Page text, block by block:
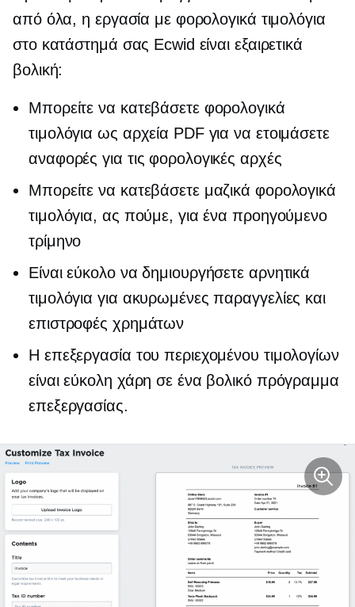
από όλα, η εργασία με φορολογικά τιμολόγια
στο κατάστημά σας Ecwid είναι εξαιρετικά
βολική:
Μπορείτε να κατεβάσετε φορολογικά
τιμολόγια ως αρχεία PDF για να ετοιμάσετε
αναφορές για τις φορολογικές αρχές
Μπορείτε να κατεβάσετε μαζικά φορολογικά
τιμολόγια, ας πούμε, για ένα προηγούμενο
τρίμηνο
Είναι εύκολο να δημιουργήσετε αρνητικά
τιμολόγια για ακυρωμένες παραγγελίες και
επιστροφές χρημάτων
Η επεξεργασία του περιεχομένου τιμολογίων
είναι εύκολη χάρη σε ένα βολικό πρόγραμμα
επεξεργασίας.